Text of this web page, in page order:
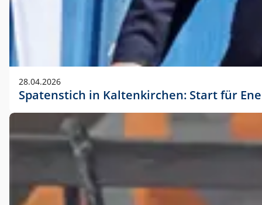
28.04.2026
Spatenstich in Kaltenkirchen: Start für